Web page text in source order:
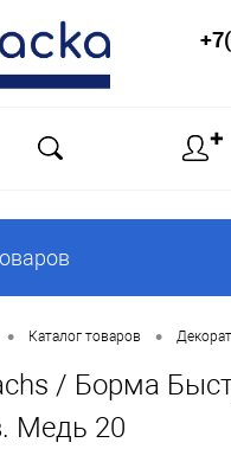
✚
• Каталог товаров •
/ Борма
Медь 20